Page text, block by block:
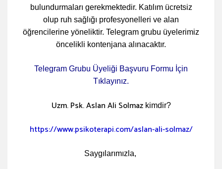
bulundurmaları gerekmektedir. Katılım ücretsiz
olup ruh sağlığı profesyonelleri ve alan
öğrencilerine yöneliktir. Telegram grubu üyelerimiz
öncelikli kontenjana alınacaktır.
Telegram Grubu Üyeliği Başvuru Formu İçin
Tıklayınız.
Uzm. Psk. Aslan Ali Solmaz kimdir?
https://www.psikoterapi.com/aslan-ali-solmaz/
Saygılarımızla,